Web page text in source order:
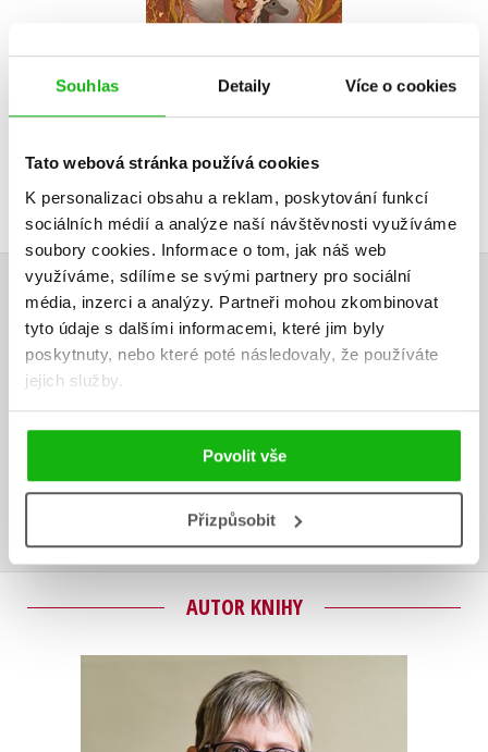
Souhlas Detaily Více o cookies
Tato webová stránka používá cookies
K personalizaci obsahu a reklam, poskytování funkcí
sociálních médií a analýze naší návštěvnosti využíváme
soubory cookies. Informace o tom, jak náš web
využíváme, sdílíme se svými partnery pro sociální
média, inzerci a analýzy. Partneři mohou zkombinovat
tyto údaje s dalšími informacemi, které jim byly
poskytnuty, nebo které poté následovaly, že používáte
jejich služby.
Povolit vše
Přizpůsobit
Do košíku
HODNOCENÍ ČTENÁŘŮ
V současné době nejsou vytvořena žádná uživatelská hodnocení.
Vaše hodnocení
Uživatelskou recenzi mohou vkládat pouze registrovaní uživatelé
AUTOR KNIHY